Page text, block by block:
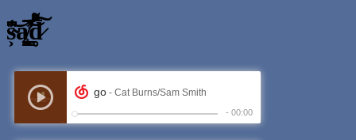
s̴͕͆̑̾͝ą̸̨̛͇̼̬̅͗̓̅̚͝d̷̥̹͒͌̊̑̅̌͘͠